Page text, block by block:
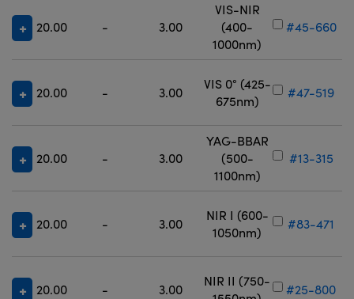
20.00 - 3.00
VIS-NIR
(400-
1000nm)
#45-660
20.00 - 3.00
VIS 0° (425-
675nm)
#47-519
20.00 - 3.00
YAG-BBAR
(500-
1100nm)
#13-315
20.00 - 3.00
NIR I (600-
1050nm)
#83-471
20.00 - 3.00
NIR II (750-
#25-800